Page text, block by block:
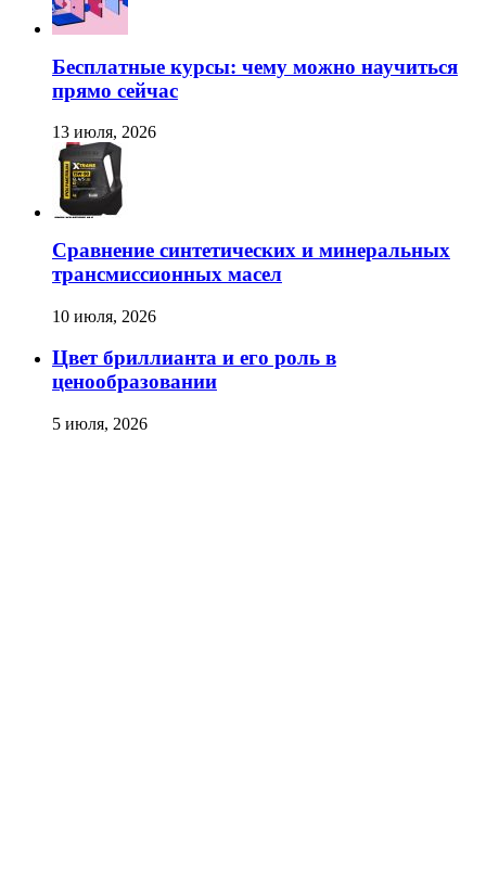
Бесплатные курсы: чему можно научиться
прямо сейчас
13 июля, 2026
Сравнение синтетических и минеральных
трансмиссионных масел
10 июля, 2026
Цвет бриллианта и его роль в
ценообразовании
5 июля, 2026